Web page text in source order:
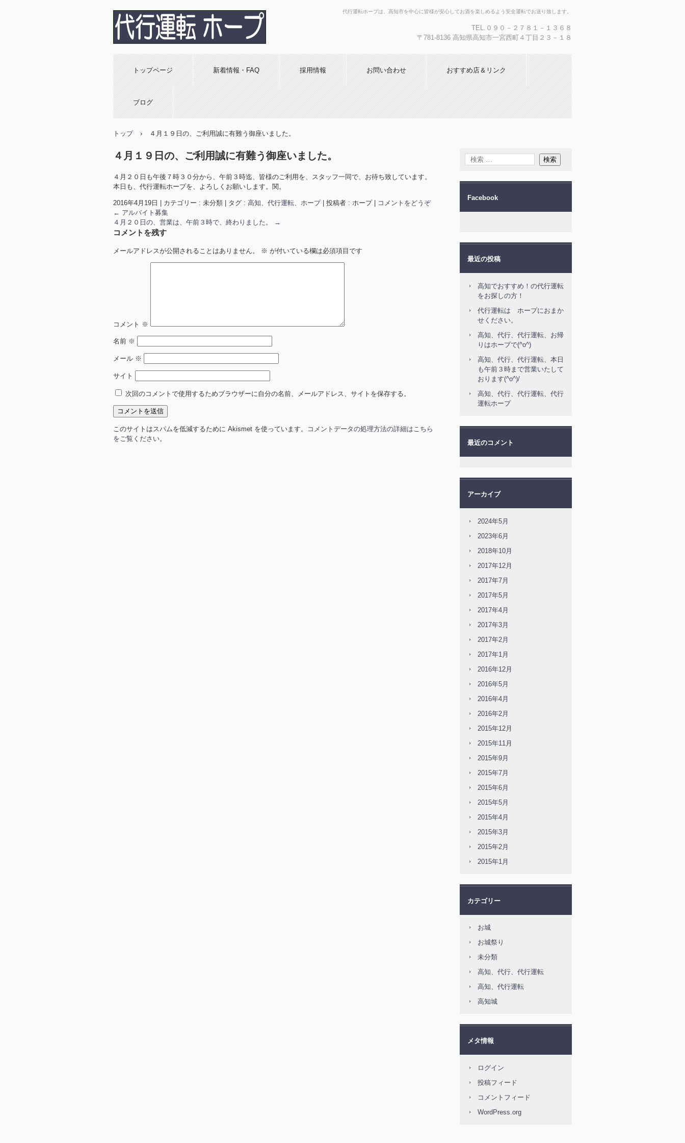
済OK！安心・安全・丁寧で評判！代
代行運転ホープは、高知市を中心に皆様が安心してお酒を楽しめるよう安全運転でお送り致します。
TEL.０９０－２７８１－１３６８
〒781-8136 高知県高知市一宮西町４丁目２３－１８
トップページ 新着情報・FAQ 採用情報 お問い合わせ おすすめ店＆リンク
ブログ
トップ › ４月１９日の、ご利用誠に有難う御座いました。
４月１９日の、ご利用誠に有難う御座いました。
４月２０日も午後７時３０分から、午前３時迄、皆様のご利用を、スタッフ一同で、お待ち致しています。
本日も、代行運転ホープを、よろしくお願いします。関。
2016年4月19日 | カテゴリー : 未分類 | タグ : 高知、代行運転、ホープ | 投稿者 : ホープ | コメントをどうぞ
← アルバイト募集
４月２０日の、営業は、午前３時で、終わりました。
→
コメントを残す
メールアドレスが公開されることはありません。 ※ が付いている欄は必須項目です
コメント ※
名前 ※
メール ※
サイト
次回のコメントで使用するためブラウザーに自分の名前、メールアドレス、サイトを保存する。
このサイトはスパムを低減するために Akismet を使っています。
コメントデータの処理方法の詳細はこちら
をご覧ください。
Facebook
最近の投稿
高知でおすすめ！の代行運転
をお探しの方！
代行運転は ホープにおまか
せください。
高知、代行、代行運転、お帰
りはホープで(^o^)
高知、代行、代行運転、本日
も午前３時まで営業いたして
おります(^o^)/
高知、代行、代行運転、代行
運転ホープ
最近のコメント
アーカイブ
2024年5月
2023年6月
2018年10月
2017年12月
2017年7月
2017年5月
2017年4月
2017年3月
2017年2月
2017年1月
2016年12月
2016年5月
2016年4月
2016年2月
2015年12月
2015年11月
2015年9月
2015年7月
2015年6月
2015年5月
2015年4月
2015年3月
2015年2月
2015年1月
カテゴリー
お城
お城祭り
未分類
高知、代行、代行運転
高知、代行運転
高知城
メタ情報
ログイン
投稿フィード
コメントフィード
WordPress.org